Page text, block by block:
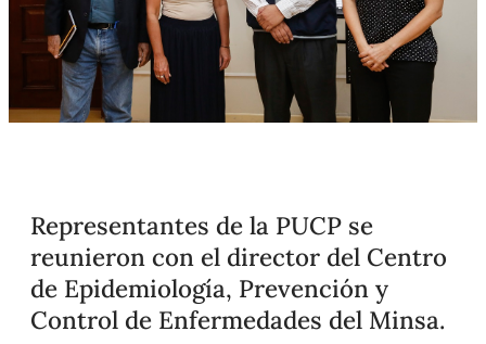
Representantes de la PUCP se
reunieron con el director del Centro
de Epidemiología, Prevención y
Control de Enfermedades del Minsa.